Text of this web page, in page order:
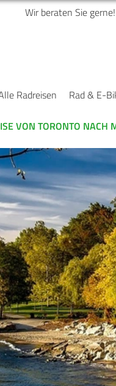
Wir beraten Sie gerne!
Radreisen Rad & E-
VON TORONTO NACH